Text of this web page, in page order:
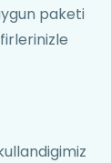
paketi